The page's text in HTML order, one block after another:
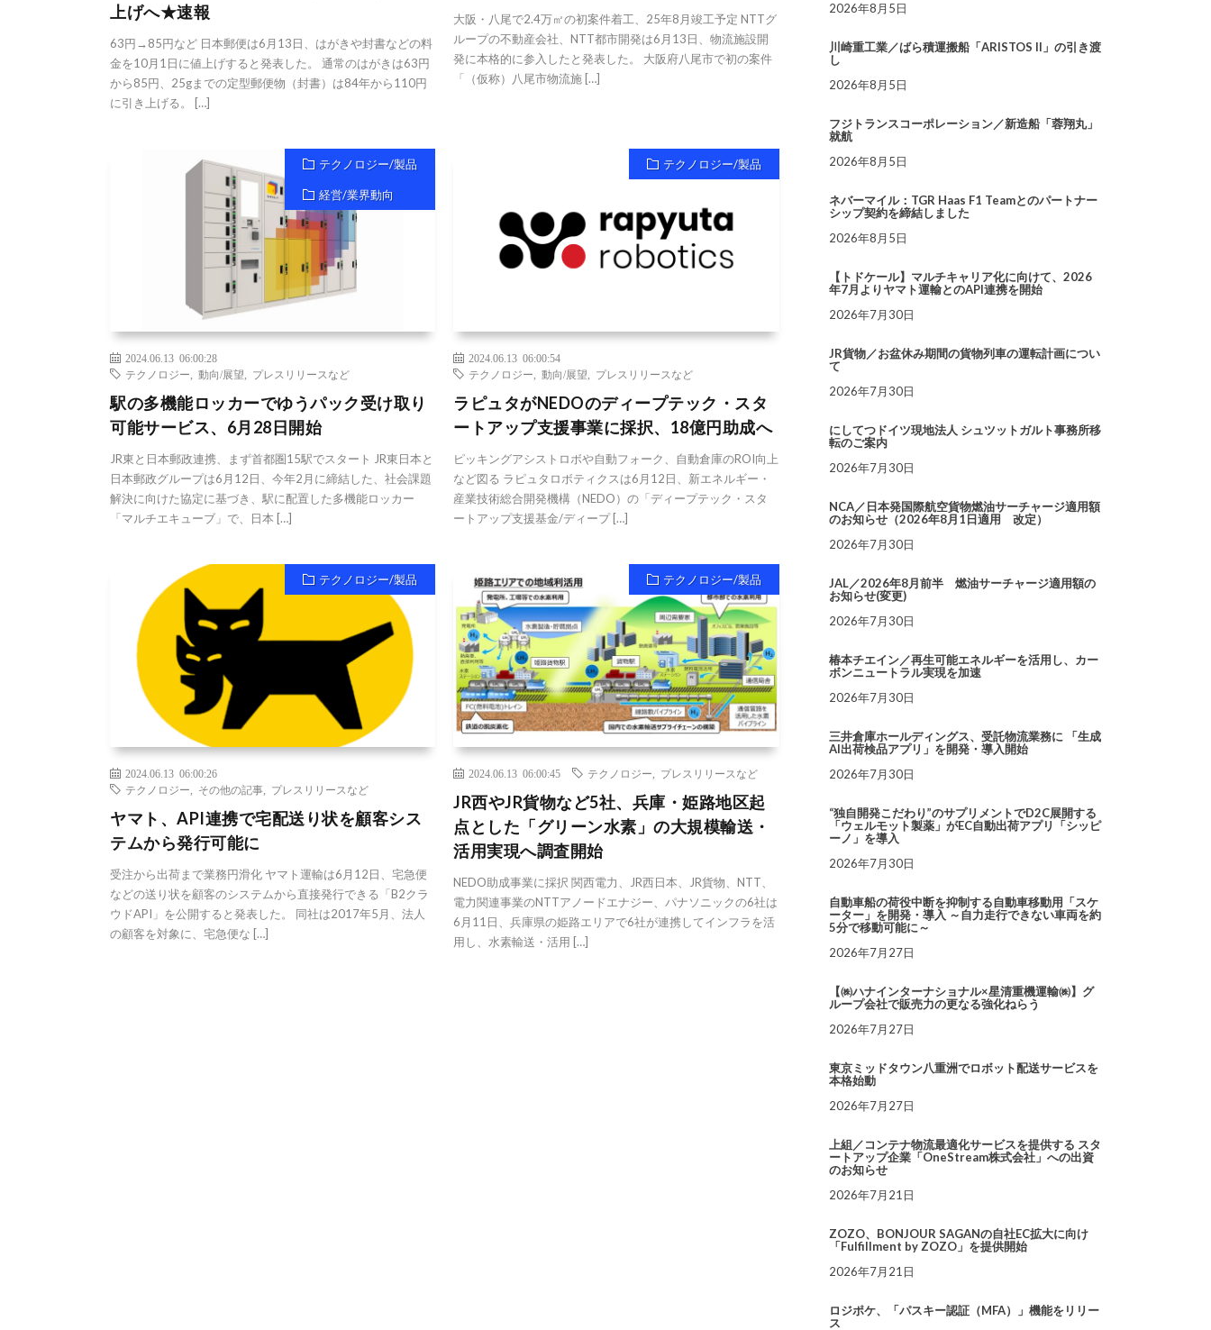
上げへ★速報
63円→85円など 日本郵便は6月13日、はがきや封書などの料
金を10月1日に値上げすると発表した。 通常のはがきは63円
から85円、25gまでの定型郵便物（封書）は84年から110円
に引き上げる。 […]
大阪・八尾で2.4万㎡の初案件着工、25年8月竣工予定 NTTグ
ループの不動産会社、NTT都市開発は6月13日、物流施設開
発に本格的に参入したと発表した。 大阪府八尾市で初の案件
「（仮称）八尾市物流施 […]
テクノロジー/製品
経営/業界動向
2024.06.13 06:00:28
テクノロジー
動向/展望 プレスリリースなど
駅の多機能ロッカーでゆうパック受け取り
可能サービス、6月28日開始
JR東と日本郵政連携、まず首都圏15駅でスタート JR東日本と
日本郵政グループは6月12日、今年2月に締結した、社会課題
解決に向けた協定に基づき、駅に配置した多機能ロッカー
「マルチエキューブ」で、日本 […]
テクノロジー/製品
2024.06.13 06:00:54
テクノロジー
,動向/展望 プレスリリースなど
ラピュタがNEDOのディープテック・スタ
ートアップ支援事業に採択、18億円助成へ
ピッキングアシストロボや自動フォーク、自動倉庫のROI向上
など図る ラピュタロボティクスは6月12日、新エネルギー・
産業技術総合開発機構（NEDO）の「ディープテック・スタ
ートアップ支援基金/ディープ […]
テクノロジー/製品
2024.06.13 06:00:26
テクノロジー
その他の記事 プレスリリースなど
ヤマト、API連携で宅配送り状を顧客シス
テムから発行可能に
受注から出荷まで業務円滑化 ヤマト運輸は6月12日、宅急便
などの送り状を顧客のシステムから直接発行できる「B2クラ
ウドAPI」を公開すると発表した。 同社は2017年5月、法人
の顧客を対象に、宅急便な […]
テクノロジー/製品
2024.06.13 06:00:45 テクノロジー プレスリリースなど
JR西やJR貨物など5社、兵庫・姫路地区起
点とした「グリーン水素」の大規模輸送・
活用実現へ調査開始
NEDO助成事業に採択 関西電力、JR西日本、JR貨物、NTT、
電力関連事業のNTTアノードエナジー、パナソニックの6社は
6月11日、兵庫県の姫路エリアで6社が連携してインフラを活
用し、水素輸送・活用 […]
2026年8月5日
川崎重工業／ばら積運搬船「ARISTOS II」の引き渡
し
2026年8月5日
フジトランスコーポレーション／新造船「蓉翔丸」
就航
2026年8月5日
ネバーマイル：TGR Haas F1 Teamとのパートナー
シップ契約を締結しました
2026年8月5日
【トドケール】マルチキャリア化に向けて、2026
年7月よりヤマト運輸とのAPI連携を開始
2026年7月30日
JR貨物／お盆休み期間の貨物列車の運転計画につい
て
2026年7月30日
にしてつドイツ現地法人 シュツットガルト事務所移
転のご案内
2026年7月30日
NCA／日本発国際航空貨物燃油サーチャージ適用額
のお知らせ（2026年8月1日適用 改定）
2026年7月30日
JAL／2026年8月前半 燃油サーチャージ適用額の
お知らせ(変更)
2026年7月30日
椿本チエイン／再生可能エネルギーを活用し、カー
ボンニュートラル実現を加速
2026年7月30日
三井倉庫ホールディングス、受託物流業務に 「生成
AI出荷検品アプリ」を開発・導入開始
2026年7月30日
“独自開発こだわり”のサプリメントでD2C展開する
「ウェルモット製薬」がEC自動出荷アプリ「シッピ
ーノ」を導入
2026年7月30日
自動車船の荷役中断を抑制する自動車移動用「スケ
ーター」を開発・導入 ～自力走行できない車両を約
5分で移動可能に～
2026年7月27日
【㈱ハナインターナショナル×星清重機運輸㈱】グ
ループ会社で販売力の更なる強化ねらう
2026年7月27日
東京ミッドタウン八重洲でロボット配送サービスを
本格始動
2026年7月27日
上組／コンテナ物流最適化サービスを提供する スタ
ートアップ企業「OneStream株式会社」への出資
のお知らせ
2026年7月21日
ZOZO、BONJOUR SAGANの自社EC拡大に向け
「Fulfillment by ZOZO」を提供開始
2026年7月21日
ロジポケ、「パスキー認証（MFA）」機能をリリー
ス